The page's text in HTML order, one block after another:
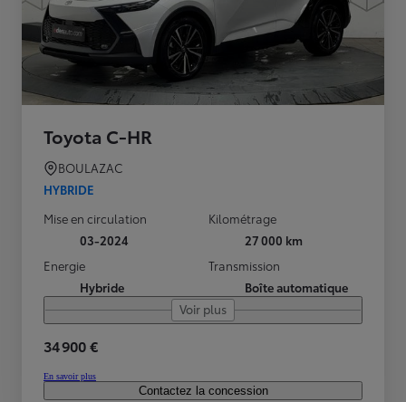
Toyota C-HR
BOULAZAC
HYBRIDE
Mise en circulation
03-2024
Kilométrage
27 000 km
Energie
Hybride
Transmission
Boîte automatique
Voir plus
34 900 €
En savoir plus
Contactez la concession